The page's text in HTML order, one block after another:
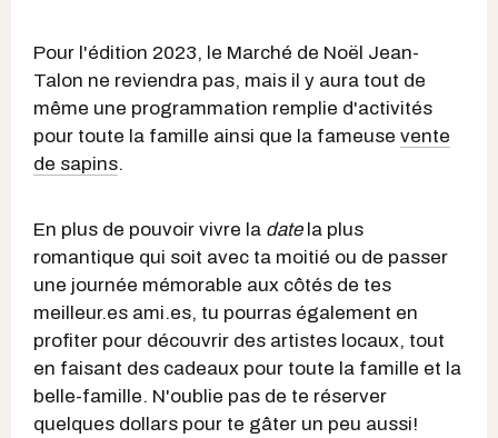
Pour l'édition 2023, le Marché de Noël Jean-
Talon ne reviendra pas, mais il y aura tout de
même une programmation remplie d'activités
pour toute la famille ainsi que la fameuse vente
de sapins.
En plus de pouvoir vivre la datela plus
romantique qui soit avec ta moitié ou de passer
une journée mémorable aux côtés de tes
meilleur.es ami.es, tu pourras également en
profiter pour découvrir des artistes locaux, tout
en faisant des cadeaux pour toute la famille et la
belle-famille. N'oublie pas de te réserver
quelques dollars pour te gâter un peu aussi!